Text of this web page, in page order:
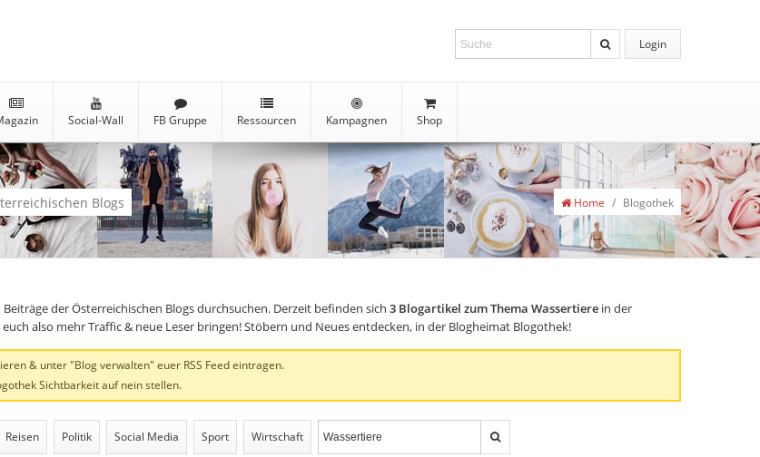
Login
Social-Wall FB Gruppe Ressourcen Kampagnen Shop
Blogs Home / Blogothek
der Österreichischen Blogs durchsuchen. Derzeit befinden sich 3 Blogartikel zum Thema Wassertiere in der
also mehr Traffic & neue Leser bringen! Stöbern und Neues entdecken, in der Blogheimat Blogothek!
& unter "Blog verwalten" euer RSS Feed eintragen.
Sichtbarkeit auf nein stellen.
Reisen Politik Social Media Sport Wirtschaft